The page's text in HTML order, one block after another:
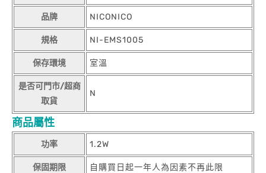
品牌 NICONICO
規格 NI-EMS1005
保存環境 室溫
是否可門市/超商
取貨
N
商品屬性
功率 1.2W
保固期限 自購買日起一年人為因素不再此限